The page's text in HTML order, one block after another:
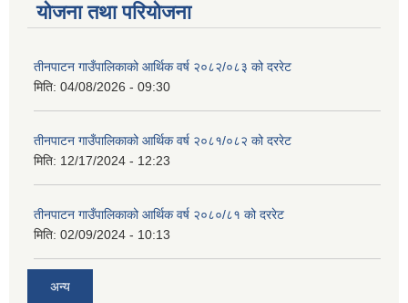
योजना तथा परियोजना
तीनपाटन गाउँपालिकाको आर्थिक वर्ष २०८२/०८३ को दररेट
मिति: 04/08/2026 - 09:30
तीनपाटन गाउँपालिकाको आर्थिक वर्ष २०८१/०८२ को दररेट
मिति: 12/17/2024 - 12:23
तीनपाटन गाउँपालिकाको आर्थिक वर्ष २०८०/८१ को दररेट
मिति: 02/09/2024 - 10:13
अन्य